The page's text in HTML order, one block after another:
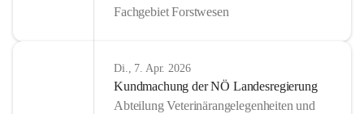
Fachgebiet Forstwesen
Di., 7. Apr. 2026
Kundmachung der NÖ Landesregierung
Abteilung Veterinärangelegenheiten und